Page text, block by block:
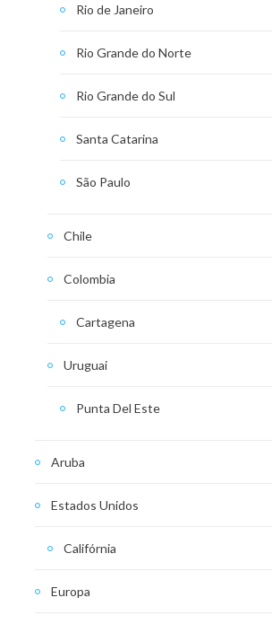
Rio de Janeiro
Rio Grande do Norte
Rio Grande do Sul
Santa Catarina
São Paulo
Chile
Colombia
Cartagena
Uruguai
Punta Del Este
Aruba
Estados Unidos
Califórnia
Europa